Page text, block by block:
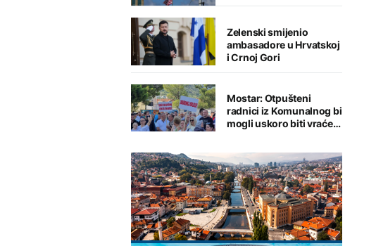
Zelenski smijenio
ambasadore u Hrvatskoj
i Crnoj Gori
Mostar: Otpušteni
radnici iz Komunalnog bi
mogli uskoro biti vraćeni